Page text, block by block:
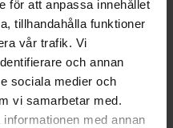
för att anpassa innehållet
tillhandahålla funktioner
vår trafik. Vi
och annan
sociala medier och
vi samarbetar med.
med annan
Pris 21 025
Delbetala med Svea(
i varukorg